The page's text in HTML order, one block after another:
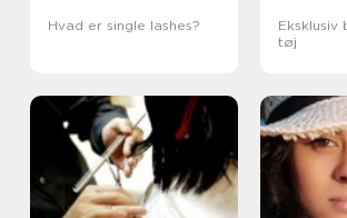
Hvad er single lashes?
Eksklusiv
tøj